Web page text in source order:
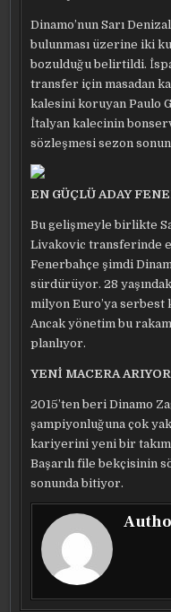
Dinamo’nun Sarı
bulunması üzerine iki
bozulduğu belirtildi.
transfer için masadan
kalesini koruyan Paulo
İtalyan kalecinin
sözleşmesi sezon
EN GÜÇLÜ ADAY
Bu gelişmeyle birlikte
Livakovic transferinde
Fenerbahçe şimdi
sürdürüyor. 28
milyon Euro’ya serbest
Ancak yönetim bu
planlıyor.
YENİ MACERA ARIYOR
2015’ten beri Dinamo
şampiyonluğuna çok
kariyerini yeni bir
Başarılı file bekçisinin
sonunda bitiyor.